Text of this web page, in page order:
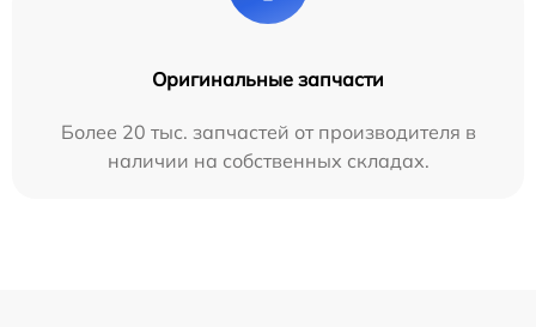
Оригинальные запчасти
Более 20 тыс. запчастей от производителя в
наличии на собственных складах.